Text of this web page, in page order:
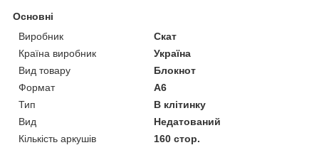
Основні
Виробник
Скат
Країна виробник
Україна
Вид товару
Блокнот
Формат
A6
Тип
В клітинку
Вид
Недатований
Кількість аркушів
160 стор.